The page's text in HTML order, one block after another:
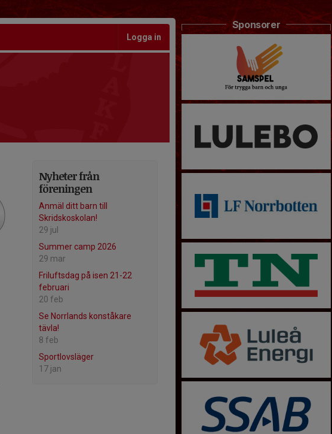
Logga in
Nyheter från
föreningen
Anmäl ditt barn till
Skridskoskolan!
29 jul
Summer camp 2026
29 mar
Friluftsdag på isen 21-22
februari
20 feb
Se Norrlands konståkare
tävla!
8 feb
Sportlovsläger
17 jan
Sponsorer